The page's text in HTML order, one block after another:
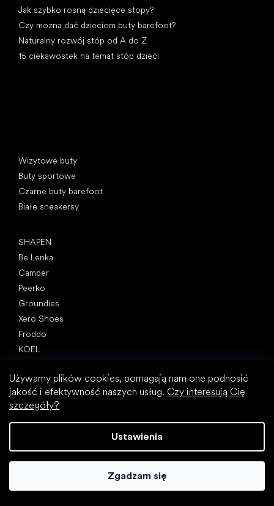
Używamy plików cookies, pomagają nam one podnosić
jakość i efektywność naszych usług. Czy interesują Cię
szczegóły?
Ustawienia
Zgadzam się
Jak szybko rosną dziecięce stopy?
Czy można dać dzieciom buty barefoot?
Naturalny rozwój stóp od A do Z
15 ciekawostek na temat stóp dzieci
Wizytowe buty
Buty sportowe
Czarne buty barefoot
Białe sneakersy
SHAPEN
Be Lenka
Camper
Peerko
Groundies
Xero Shoes
Froddo
KOEL
Paluch koślawy (haluks)
Ostroga piętowa
Buty wodoodporne
Zrozumieć buty barefoot